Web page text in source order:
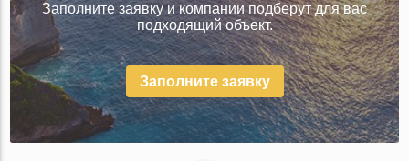
Заполните заявку и компании подберут для вас
подходящий объект.
Заполните заявку